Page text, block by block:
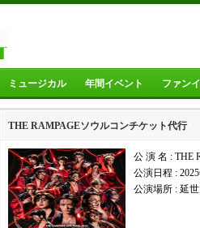
ミュージカル 年間イベント ファン
THE RAMPAGEソウルコンチケット代行
公 演 名 : THE
公演日程 :
公演場所 : 延